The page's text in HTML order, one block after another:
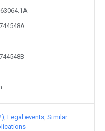
Legal events Similar